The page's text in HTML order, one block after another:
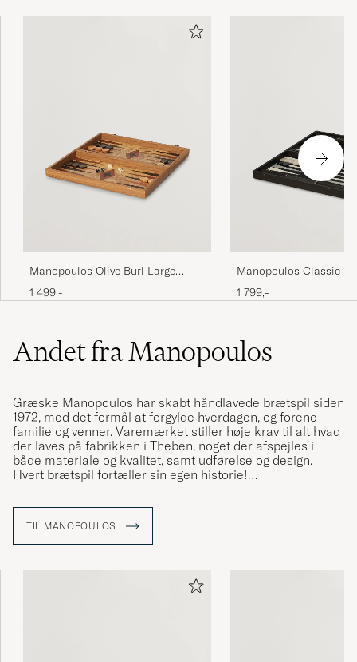
Manopoulos Olive Burl Large
Backgammon
1 499,-
Manopoulos Classic
Backgammon Set Black
1 799,-
Andet fra Manopoulos
Græske Manopoulos har skabt håndlavede brætspil siden
1972, med det formål at forgylde hverdagen, og forene
familie og venner. Varemærket stiller høje krav til alt hvad
der laves på fabrikken i Theben, noget der afspejles i
både materiale og kvalitet, samt udførelse og design.
Hvert brætspil fortæller sin egen historie!
Ideen til Manopoulos fik grundlæggeren Costas
glæde, hver dag han var samlet med venner, når de
spillede Backgammon efter en hård arbejdsdag. Da han
samtidig med at han studerede i Athen. Han valgte snart
at dedikere sig helhjertet til sin hobby.
TIL MANOPOULOS